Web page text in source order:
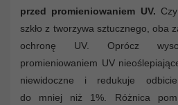
przed promieniowaniem UV.
szkło z tworzywa sztucznego, oba
ochronę UV. Oprócz
promieniowaniem UV
niewidoczne i redukuje
do mniej niż 1%. Różnica